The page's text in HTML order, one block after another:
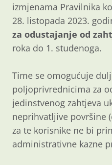
izmjenama Pravilnika
28. listopada 2023.
za odustajanje od
roka do 1. studenoga.
Time se omogućuje
poljoprivrednicima za
jedinstvenog zahtjeva
neprihvatljive površine
za te korisnike ne bi
administrativne kazne